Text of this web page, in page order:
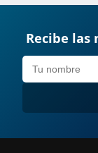
Recibe